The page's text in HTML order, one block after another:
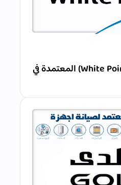
صيانة وايت بوينت (White Point) المعتمدة في